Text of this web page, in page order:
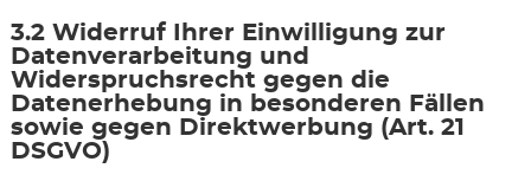
3.2 Widerruf Ihrer Einwilligung zur
Datenverarbeitung und
Widerspruchsrecht gegen die
Datenerhebung in besonderen Fällen
sowie gegen Direktwerbung (Art. 21
DSGVO)